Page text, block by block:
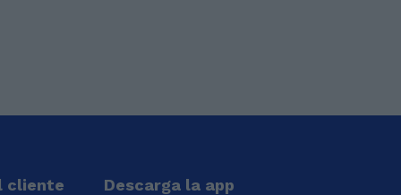
cliente Descarga la app